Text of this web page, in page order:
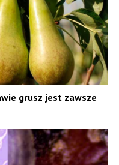
grusz jest zawsze